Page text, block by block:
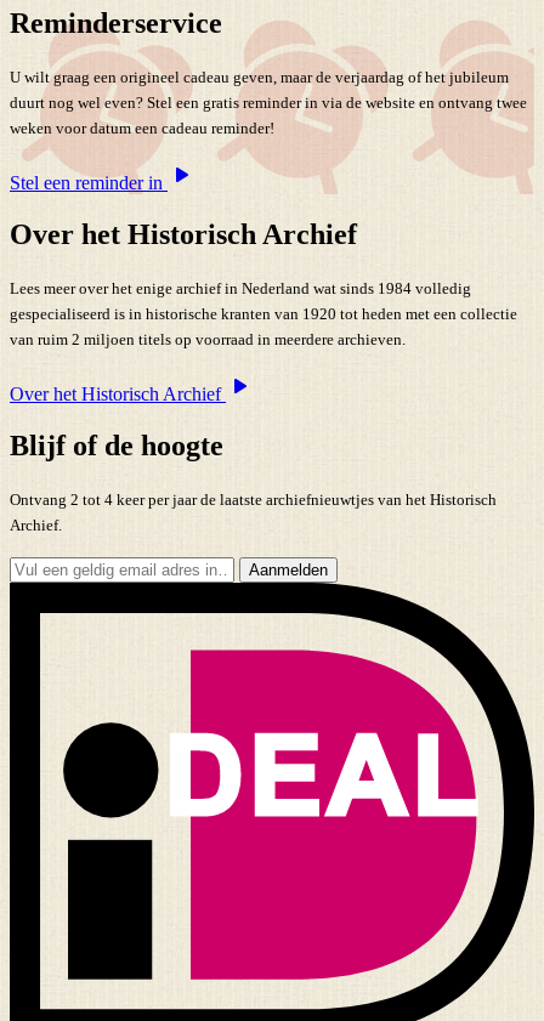
Reminderservice
U wilt graag een origineel cadeau geven, maar de verjaardag of het jubileum
duurt nog wel even? Stel een gratis reminder in via de website en ontvang twee
weken voor datum een cadeau reminder!
Stel een reminder in
Over het Historisch Archief
Lees meer over het enige archief in Nederland wat sinds 1984 volledig
gespecialiseerd is in historische kranten van 1920 tot heden met een collectie
van ruim 2 miljoen titels op voorraad in meerdere archieven.
Over het Historisch Archief
Blijf of de hoogte
Ontvang 2 tot 4 keer per jaar de laatste archiefnieuwtjes van het Historisch
Archief.
Aanmelden